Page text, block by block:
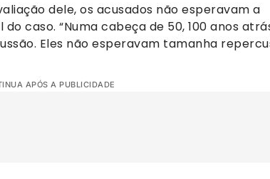
dele, os acusados não esperavam a
caso. “Numa cabeça de 50, 100 anos
Eles não esperavam tamanha
APÓS A PUBLICIDADE